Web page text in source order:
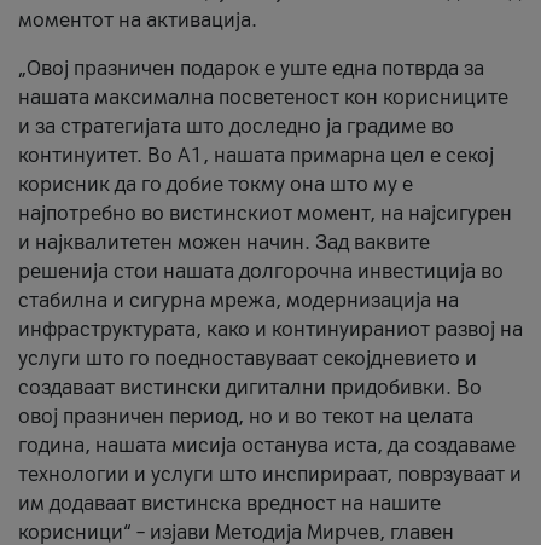
моментот на активација.
„Овој празничен подарок е уште една потврда за
нашата максимална посветеност кон корисниците
и за стратегијата што доследно ја градиме во
континуитет. Во А1, нашата примарна цел е секој
корисник да го добие токму она што му е
најпотребно во вистинскиот момент, на најсигурен
и најквалитетен можен начин. Зад ваквите
решенија стои нашата долгорочна инвестиција во
стабилна и сигурна мрежа, модернизација на
инфраструктурата, како и континуираниот развој на
услуги што го поедноставуваат секојдневието и
создаваат вистински дигитални придобивки. Во
овој празничен период, но и во текот на целата
година, нашата мисија останува иста, да создаваме
технологии и услуги што инспирираат, поврзуваат и
им додаваат вистинска вредност на нашите
корисници“ – изјави Методија Мирчев, главен